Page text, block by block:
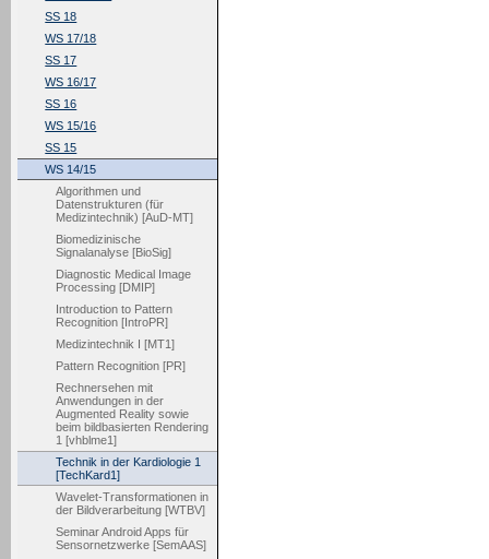
SS 18
WS 17/18
SS 17
WS 16/17
SS 16
WS 15/16
SS 15
WS 14/15
Algorithmen und
Datenstrukturen (für
Medizintechnik) [AuD-MT]
Biomedizinische
Signalanalyse [BioSig]
Diagnostic Medical Image
Processing [DMIP]
Introduction to Pattern
Recognition [IntroPR]
Medizintechnik I [MT1]
Pattern Recognition [PR]
Rechnersehen mit
Anwendungen in der
Augmented Reality sowie
beim bildbasierten Rendering
1 [vhblme1]
Technik in der Kardiologie 1
[TechKard1]
Wavelet-Transformationen in
der Bildverarbeitung [WTBV]
Seminar Android Apps für
Sensornetzwerke [SemAAS]